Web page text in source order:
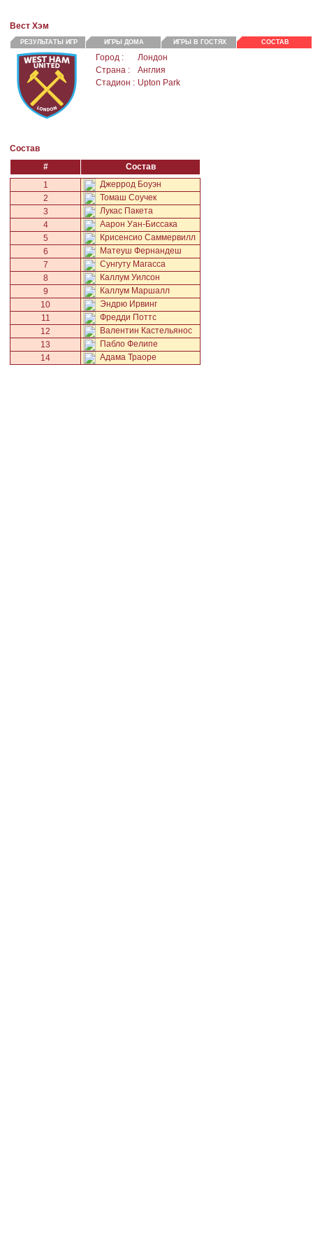
Вест Хэм
РЕЗУЛЬТАТЫ ИГР ИГРЫ ДОМА ИГРЫ В ГОСТЯХ СОСТАВ
Город :
Лондон
Страна :
Англия
Стадион : Upton Park
Состав
#
Состав
1
Джеррод Боуэн
2
Томаш Соучек
3
Лукас Пакета
4
Аарон Уан-Биссака
5
Крисенсио Саммервилл
6
Матеуш Фернандеш
7
Сунгуту Магасса
8
Каллум Уилсон
9
Каллум Маршалл
10
Эндрю Ирвинг
11
Фредди Поттс
12
Валентин Кастельянос
13
Пабло Фелипе
14
Адама Траоре